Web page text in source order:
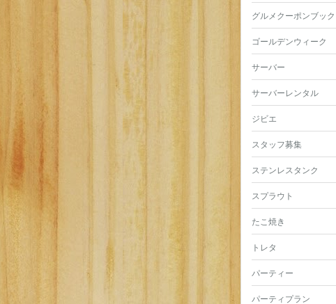
グルメクーポンブック
ゴールデンウィーク
サーバー
サーバーレンタル
ジビエ
スタッフ募集
ステンレスタンク
スプラウト
たこ焼き
トレタ
パーティー
パーティプラン